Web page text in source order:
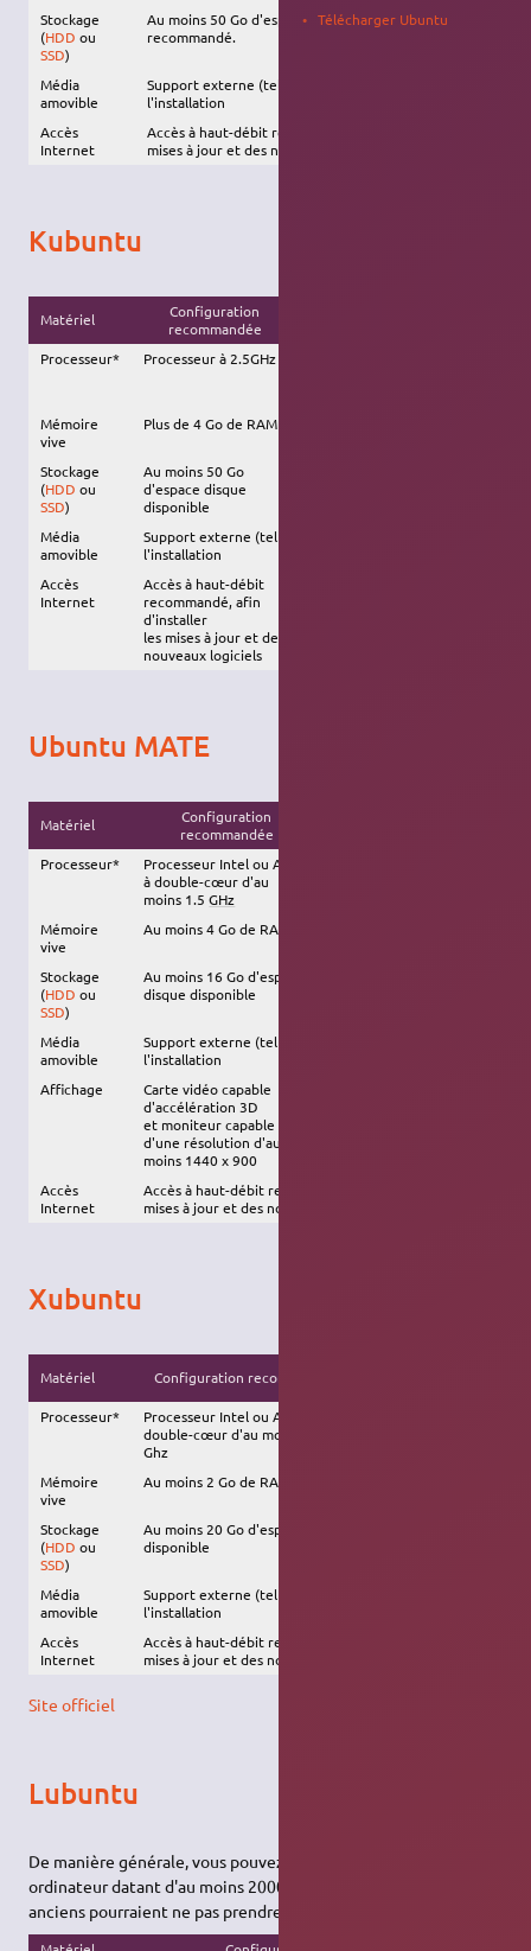
Stockage
(HDD ou
SSD)
Au moins 50 Go d'espace disponible.SSD
recommandé.
Média
amovible
Support externe (tel qu'une
l'installation
Accès
Internet
Accès à haut-débit recommandé, afin d'installer les
mises à jour et des nouveaux logiciels
Kubuntu
Matériel
Configuration
recommandée
Processeur* Processeur à 2.5GHz
Mémoire
vive
Plus de 4 Go de RAM
Stockage
(HDD ou
SSD)
Au moins 50 Go
d'espace disque
disponible
Média
amovible
Support externe (tel qu'une
l'installation
Accès
Internet
Accès à haut-débit
recommandé, afin
d'installer
les mises à jour et des
nouveaux logiciels
Ubuntu MATE
Matériel
Configuration
recommandée
Processeur*
Processeur Intel ou AMD
à double-cœur d'au
moins 1.5GHz
Mémoire
vive
Au moins 4 Go de RAM
Stockage
(HDD ou
SSD)
Au moins 16 Go d'espace
disque disponible
Média
amovible
Support externe (tel qu'une
l'installation
Affichage
Carte vidéo capable
d'accélération 3D
et moniteur capable
d'une résolution d'au
moins 1440 x 900
Accès
Internet
Accès à haut-débit recommandé, afin d'installer les
mises à jour et des nouveaux logiciels
Xubuntu
Matériel Configuration recommandée
Processeur*
Processeur Intel ou AMD à
double-cœur d'au moins 1.5
Ghz
Mémoire
vive
Au moins 2 Go de RAM
Stockage
(HDD ou
SSD)
Au moins 20 Go d'espace disque
disponible
Média
amovible
Support externe (tel qu'une
l'installation
Accès
Internet
Accès à haut-débit recommandé, afin d'installer les
mises à jour et des nouveaux logiciels
Site officiel
Lubuntu
De manière générale, vous pouvez installer Lubuntu sur un
ordinateur datant d'au moins 2000. Les ordinateurs plus
anciens pourraient ne pas prendre en charge Lubuntu.
Télécharger Ubuntu